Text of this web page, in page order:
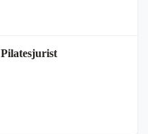
Pilatesjurist